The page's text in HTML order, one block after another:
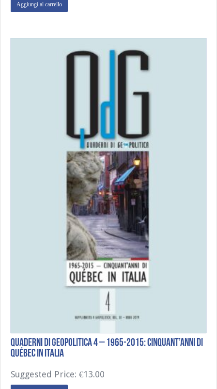
Aggiungi al carrello
Quaderni di Geopolitica 4 – 1965-2015: Cinquant’anni di
Québec in Italia
Suggested Price:€13.00